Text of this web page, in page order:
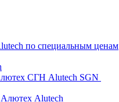
по специальным ценам
СГН Alutech SGN
Алютех Alutech